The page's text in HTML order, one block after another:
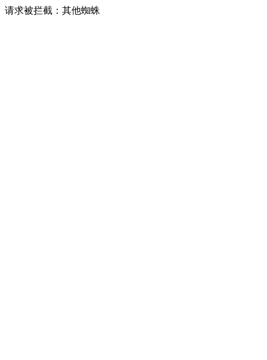
请求被拦截：其他蜘蛛